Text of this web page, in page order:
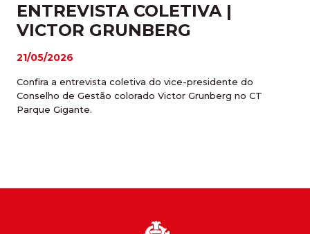
ENTREVISTA COLETIVA |
VICTOR GRUNBERG
21/05/2026
Confira a entrevista coletiva do vice-presidente do
Conselho de Gestão colorado Victor Grunberg no CT
Parque Gigante.